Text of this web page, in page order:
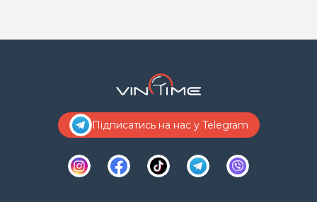
Підписатись на нас у Telegram